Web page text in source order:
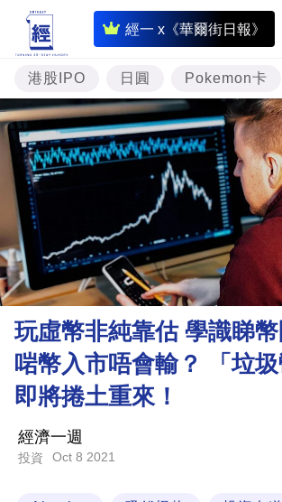
經一 x《華爾街日報》
即
時
財
經
專
題
樓
市
理
財
商
業
技
港股IPO 日圓 Pokemon卡
玩虛幣非純靠估 學識睇
啱幣入市唔會輸？ 「垃
即將捲土重來！
經濟一週
投資 Oct 8 2021